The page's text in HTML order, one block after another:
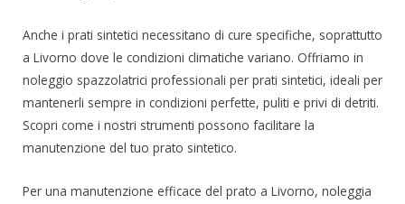
Anche i prati sintetici necessitano di cure specifiche, soprattutto
a Livorno dove le condizioni climatiche variano. Offriamo in
noleggio spazzolatrici professionali per prati sintetici, ideali per
mantenerli sempre in condizioni perfette, puliti e privi di detriti.
Scopri come i nostri strumenti possono facilitare la
manutenzione del tuo prato sintetico.
Per una manutenzione efficace del prato a Livorno, noleggia